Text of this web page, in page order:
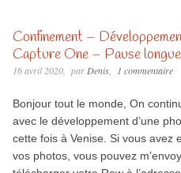
Confinement –
Capture One – Pause longue
16 avril 2020 par Denis 1 commentaire
Bonjour tout le monde, On
avec le développement d’une
cette fois à Venise. Si vous avez
vos photos, vous pouvez